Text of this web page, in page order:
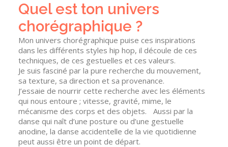
Quel est ton univers
chorégraphique ?
Mon univers chorégraphique puise ces inspirations
dans les différents styles hip hop, il découle de ces
techniques, de ces gestuelles et ces valeurs.
Je suis fasciné par la pure recherche du mouvement,
sa texture, sa direction et sa provenance.
J’essaie de nourrir cette recherche avec les éléments
qui nous entoure ; vitesse, gravité, mime, le
mécanisme des corps et des objets. Aussi par la
danse qui naît d’une posture ou d’une gestuelle
anodine, la danse accidentelle de la vie quotidienne
peut aussi être un point de départ.